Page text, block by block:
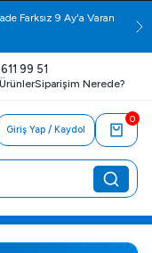
Farksız 9 Ay'a Varan
99 51
Siparişim Nerede?
Giriş Yap / Kaydol
0